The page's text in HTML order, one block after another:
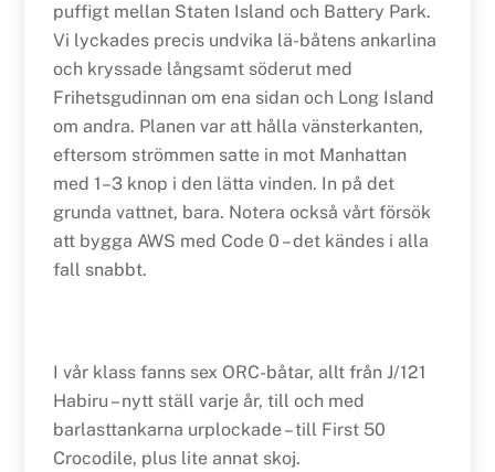
puffigt mellan Staten Island och Battery Park.
Vi lyckades precis undvika lä-båtens ankarlina
och kryssade långsamt söderut med
Frihetsgudinnan om ena sidan och Long Island
om andra. Planen var att hålla vänsterkanten,
eftersom strömmen satte in mot Manhattan
med 1–3 knop i den lätta vinden. In på det
grunda vattnet, bara. Notera också vårt försök
att bygga AWS med Code 0 – det kändes i alla
fall snabbt.
I vår klass fanns sex ORC-båtar, allt från J/121
Habiru – nytt ställ varje år, till och med
barlasttankarna urplockade – till First 50
Crocodile, plus lite annat skoj.